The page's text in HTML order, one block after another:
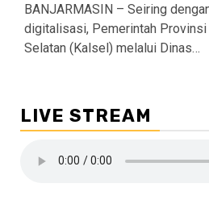
BANJARMASIN – Seiring
digitalisasi, Pemerintah Provinsi
Selatan (Kalsel) melalui Dinas…
LIVE STREAM